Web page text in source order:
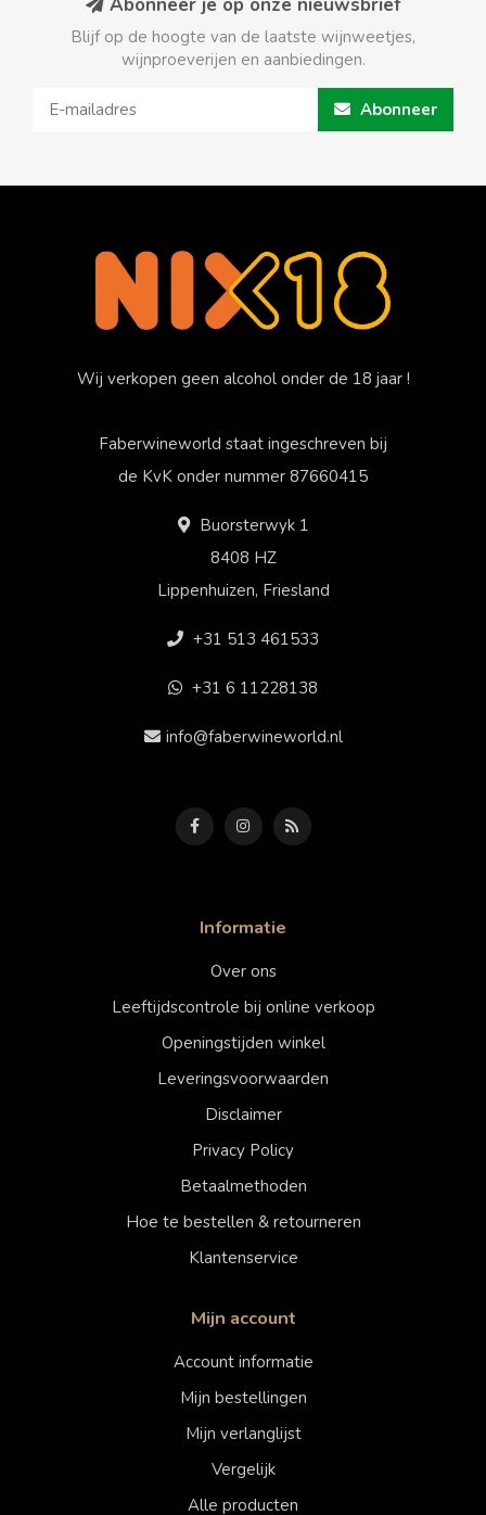
Blijf op de hoogte van de laatste wijnweetjes,
wijnproeverijen en aanbiedingen.
Abonneer
Wij verkopen geen alcohol onder de 18 jaar !
Faberwineworld staat ingeschreven bij
de KvK onder nummer 87660415
Buorsterwyk 1
8408 HZ
Lippenhuizen, Friesland
+31 513 461533
+31 6 11228138
info@faberwineworld.nl
Informatie
Over ons
Leeftijdscontrole bij online verkoop
Openingstijden winkel
Leveringsvoorwaarden
Disclaimer
Privacy Policy
Betaalmethoden
Hoe te bestellen & retourneren
Klantenservice
Mijn account
Account informatie
Mijn bestellingen
Mijn verlanglijst
Vergelijk
Alle producten